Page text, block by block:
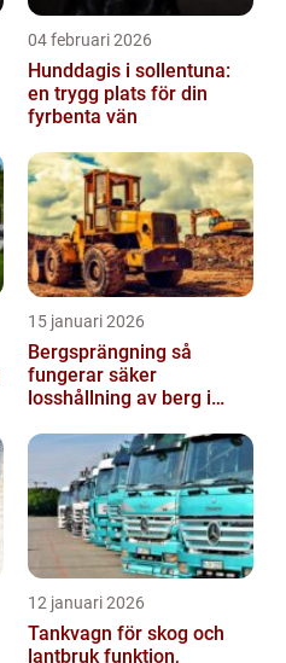
04 februari 2026
Hunddagis i sollentuna:
en trygg plats för din
fyrbenta vän
15 januari 2026
Bergsprängning så
fungerar säker
losshållning av berg i
12 januari 2026
Tankvagn för skog och
lantbruk funktion,